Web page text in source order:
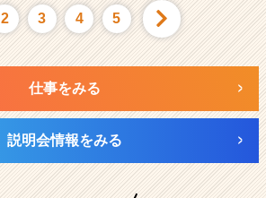
2 3 4 5
仕事をみる
説明会情報をみる